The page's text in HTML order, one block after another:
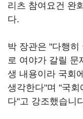
리츠 참여요건 완
다.
박 장관은 "다행
로 여야가 갈릴 문
생 내용이라 국회
생각한다"며 "국
다"고 강조했습니